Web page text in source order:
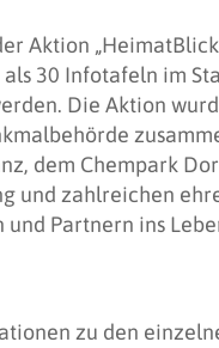
Aktion
30 Infotafeln im
Die Aktion
dem Chempark
und zahlreichen
und Partnern ins
zu den